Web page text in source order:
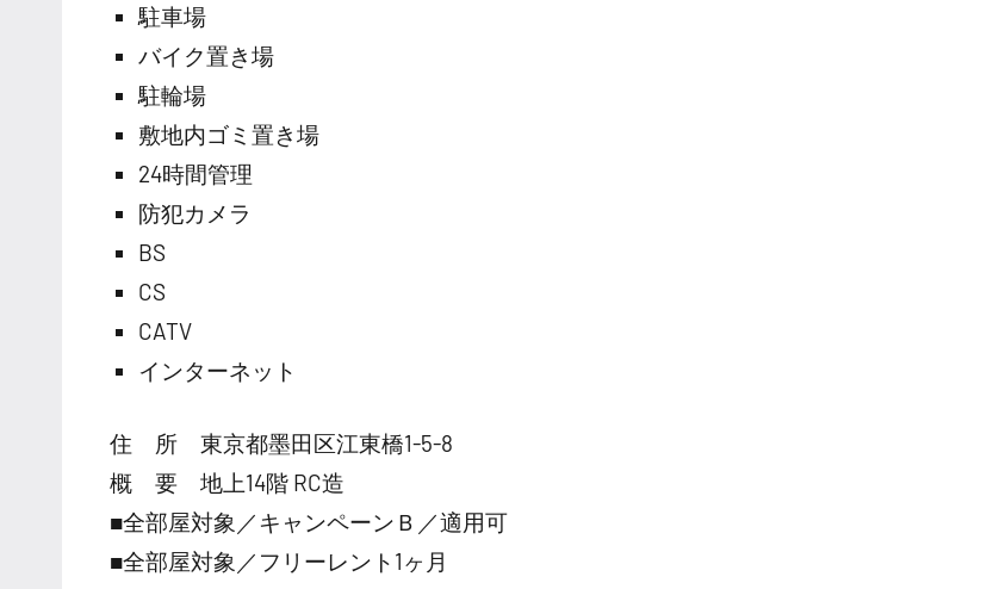
駐車場
バイク置き場
駐輪場
敷地内ゴミ置き場
24時間管理
防犯カメラ
BS
CS
CATV
インターネット
住 所 東京都墨田区江東橋1-5-8
概 要 地上14階 RC造
■全部屋対象／キャンペーンＢ／適用可
■全部屋対象／フリーレント1ヶ月